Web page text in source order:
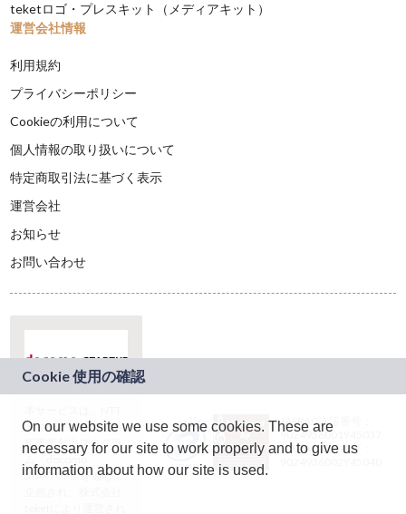
teketロゴ・プレスキット（メディアキット）
運営会社情報
利用規約
プライバシーポリシー
Cookieの利用について
個人情報の取り扱いについて
特定商取引法に基づく表示
運営会社
お知らせ
お問い合わせ
ドコモグループの新
規事業創出プログラ
ム「docomo
STARTUP」を通じて
JASRAC許諾番号：
9024936001Y45037
JASRAC許諾番号：
On our website we use some cookies. These are
necessary for our site to work properly and to give us
information about how our site is used.